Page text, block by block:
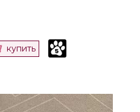
купить